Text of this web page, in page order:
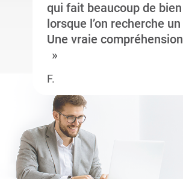
qui fait beaucoup de bien
lorsque l’on recherche
Une vraie
F.